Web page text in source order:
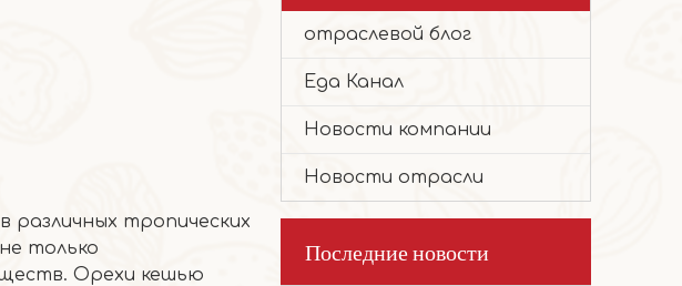
различных тропических
только
Орехи кешью
отраслевой блог
Еда Канал
Новости компании
Новости отрасли
Последние новости
2026-01-28
Ореховый торт